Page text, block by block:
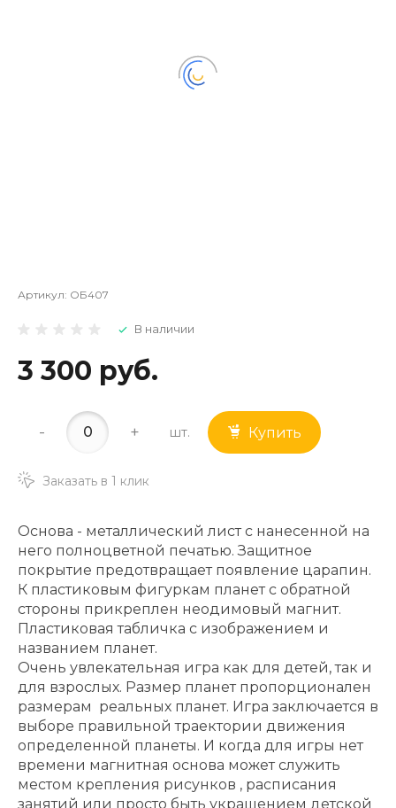
Артикул: ОБ407
В наличии
3 300 руб.
- + шт. Купить
Заказать в 1 клик
Основа - металлический лист с нанесенной на
него полноцветной печатью. Защитное
покрытие предотвращает появление царапин.
К пластиковым фигуркам планет с обратной
стороны прикреплен неодимовый магнит.
Пластиковая табличка с изображением и
названием планет.
Очень увлекательная игра как для детей, так и
для взрослых. Размер планет пропорционален
размерам реальных планет. Игра заключается в
выборе правильной траектории движения
определенной планеты. И когда для игры нет
времени магнитная основа может служить
местом крепления рисунков , расписания
занятий или просто быть украшением детской